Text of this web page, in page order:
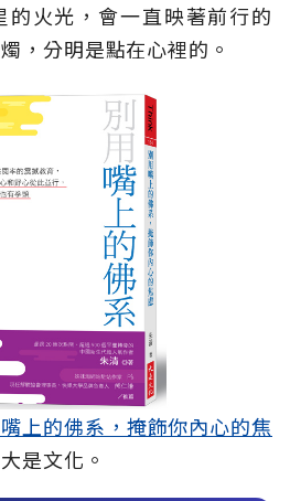
的火光，會一直映著前行的
，分明是點在心裡的。
上的佛系，掩飾你內心的焦
是文化。